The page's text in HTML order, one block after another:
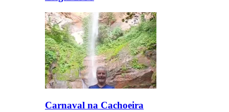
Carnaval na Cachoeira